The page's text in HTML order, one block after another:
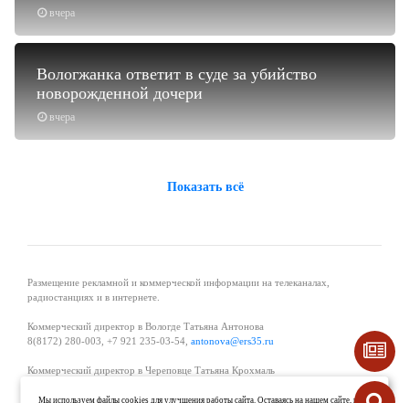
вчера
вчера
Вологжанка ответит в суде за убийство
новорожденной дочери
Показать всё
Размещение рекламной и коммерческой информации на телеканалах,
радиостанциях и в интернете.
Коммерческий директор в Вологде Татьяна Антонова
8(8172) 280-003, +7 921 235-03-54, antonova@ers35.ru
Коммерческий директор в Череповце Татьяна Крохмаль
Мы используем файлы cookies для улучшения работы сайта. Оставаясь на нашем сайте, вы